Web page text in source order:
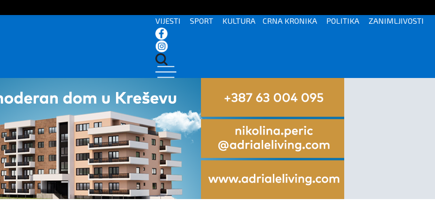
VIJESTI SPORT KULTURA CRNA KRONIKA POLITIKA ZANIMLJIVOSTI